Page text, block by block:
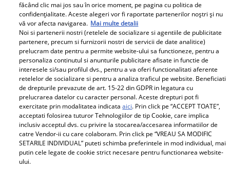
făcând clic mai jos sau în orice moment, pe pagina cu politica de
confidențialitate. Aceste alegeri vor fi raportate partenerilor noștri și nu
vă vor afecta navigarea. Mai multe detalii
Noi si partenerii nostri (retelele de socializare si agentiile de publicitate
partenere, precum si furnizorii nostri de servicii de date analitice)
prelucram date pentru a permite website-ului sa functioneze, pentru a
personaliza continutul si anunturile publicitare afisate in functie de
interesele si/sau profilul dvs., pentru a va oferi functionalitati aferente
retelelor de socializare si pentru a analiza traficul pe website. Beneficiati
de drepturile prevazute de art. 15-22 din GDPR in legatura cu
prelucrarea datelor cu caracter personal. Aceste drepturi pot fi
exercitate prin modalitatea indicataaici. Prin click pe “ACCEPT TOATE”,
acceptati folosirea tuturor Tehnologiilor de tip Cookie, care implica
inclusiv acceptul dvs. cu privire la stocarea/accesarea informatiilor de
catre Vendor-ii cu care colaboram. Prin click pe “VREAU SA MODIFIC
SETARILE INDIVIDUAL” puteti schimba preferintele in mod individual, mai
putin cele legate de cookie strict necesare pentru functionarea website-
ului.